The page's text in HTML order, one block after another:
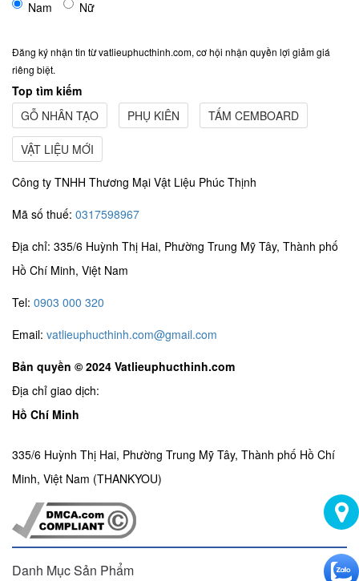
Nam Nữ
Đăng ký nhận tin từ vatlieuphucthinh.com, cơ hội nhận quyền lợi giảm giá
riêng biệt.
Top tìm kiếm
GỖ NHÂN TẠO
PHỤ KIÊN TẤM CEMBOARD
VẬT LIỆU MỚI
Công ty TNHH Thương Mại Vật Liệu Phúc Thịnh
Mã số thuế: 0317598967
Địa chỉ: 335/6 Huỳnh Thị Hai, Phường Trung Mỹ Tây, Thành phố
Hồ Chí Minh, Việt Nam
Tel: 0903 000 320
Email: vatlieuphucthinh.com@gmail.com
Bản quyền © 2024 Vatlieuphucthinh.com
Địa chỉ giao dịch:
Hồ Chí Minh
335/6 Huỳnh Thị Hai, Phường Trung Mỹ Tây, Thành phố Hồ Chí
Minh, Việt Nam (THANKYOU)
Danh Mục Sản Phẩm